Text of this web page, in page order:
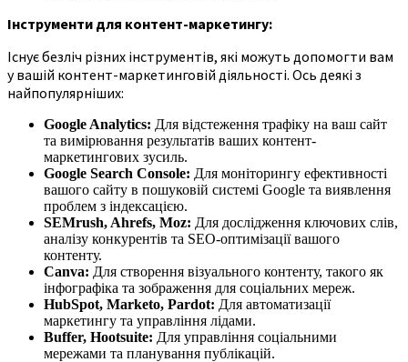
Інструменти для контент-маркетингу:
Існує безліч різних інструментів, які можуть допомогти вам
у вашій контент-маркетинговій діяльності. Ось деякі з
найпопулярніших:
Google Analytics: Для відстеження трафіку на ваш сайт
та вимірювання результатів ваших контент-
маркетингових зусиль.
Google Search Console: Для моніторингу ефективності
вашого сайту в пошуковій системі Google та виявлення
проблем з індексацією.
SEMrush, Ahrefs, Moz: Для дослідження ключових слів,
аналізу конкурентів та SEO-оптимізації вашого
контенту.
Canva: Для створення візуального контенту, такого як
інфографіка та зображення для соціальних мереж.
HubSpot, Marketo, Pardot: Для автоматизації
маркетингу та управління лідами.
Buffer, Hootsuite: Для управління соціальними
мережами та планування публікацій.